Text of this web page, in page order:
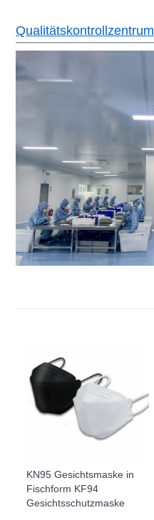
Qualitätskontrollzentrum
KN95 Gesichtsmaske in
Fischform KF94
Gesichtsschutzmaske